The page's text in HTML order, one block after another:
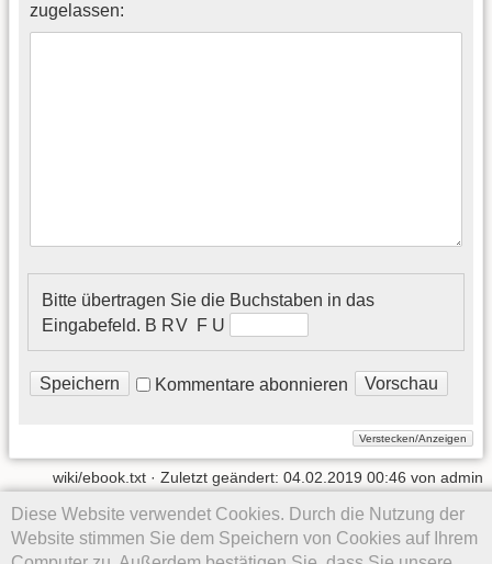
Diese Website verwendet Cookies. Durch die Nutzung der
Website stimmen Sie dem Speichern von Cookies auf Ihrem
zugelassen:
Bitte übertragen Sie die Buchstaben in das
Eingabefeld. B R V F᠎ U
Kommentare abonnieren
wiki/ebook.txt · Zuletzt geändert: 04.02.2019 00:46 von admin